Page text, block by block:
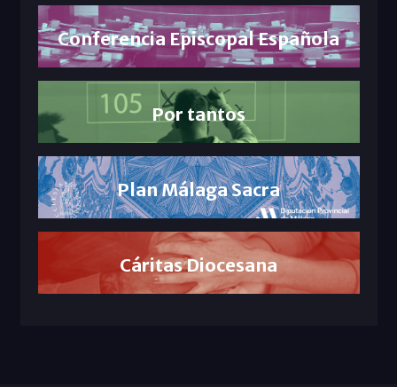
Conferencia Episcopal Española
Por tantos
Plan Málaga Sacra
Cáritas Diocesana